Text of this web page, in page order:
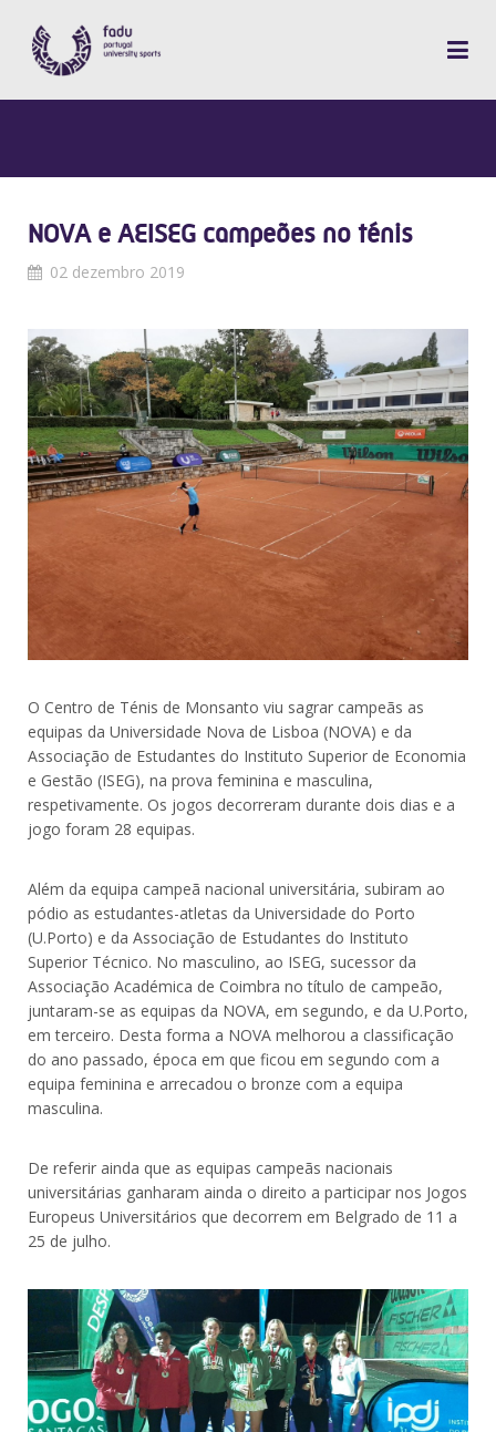
NOVA e AEISEG campeões no ténis
02 dezembro 2019
O Centro de Ténis de Monsanto viu sagrar campeãs as
equipas da Universidade Nova de Lisboa (NOVA) e da
Associação de Estudantes do Instituto Superior de Economia
e Gestão (ISEG), na prova feminina e masculina,
respetivamente. Os jogos decorreram durante dois dias e a
jogo foram 28 equipas.
Além da equipa campeã nacional universitária, subiram ao
pódio as estudantes-atletas da Universidade do Porto
(U.Porto) e da Associação de Estudantes do Instituto
Superior Técnico. No masculino, ao ISEG, sucessor da
Associação Académica de Coimbra no título de campeão,
juntaram-se as equipas da NOVA, em segundo, e da U.Porto,
em terceiro. Desta forma a NOVA melhorou a classificação
do ano passado, época em que ficou em segundo com a
equipa feminina e arrecadou o bronze com a equipa
masculina.
De referir ainda que as equipas campeãs nacionais
universitárias ganharam ainda o direito a participar nos Jogos
Europeus Universitários que decorrem em Belgrado de 11 a
25 de julho.